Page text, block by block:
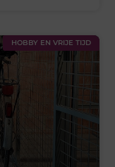
HOBBY EN VRIJE TIJD